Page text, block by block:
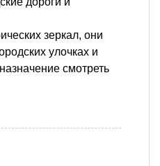
зеркал, они
улочках и
смотреть